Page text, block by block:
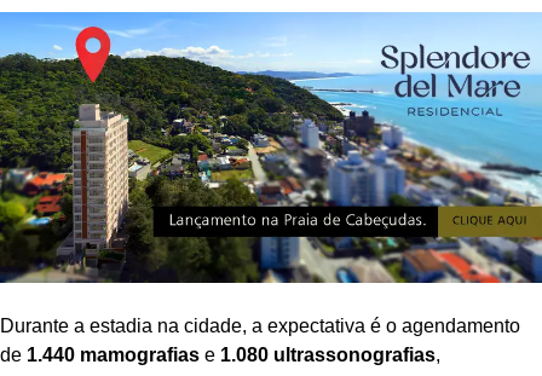
Durante a estadia na cidade, a expectativa é o agendamento
de 1.440 mamografias e 1.080 ultrassonografias,